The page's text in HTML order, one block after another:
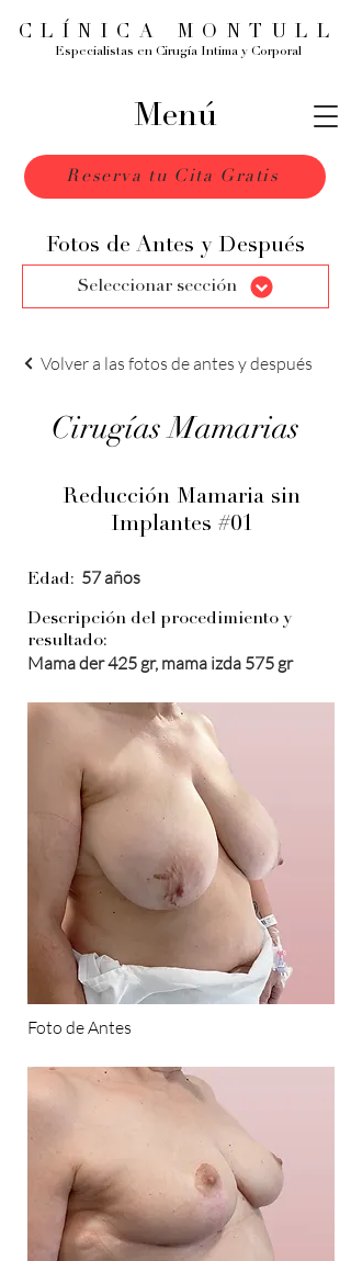
Reserva tu Cita Gratis
CLÍNICA MONTULL
Especialistas en Cirugía Intima y Corporal
Menú
Fotos de Antes y Después
Seleccionar sección
Volver a las fotos de antes y después
Cirugías Mamarias
Reducción Mamaria sin
Implantes #01
Edad: 57 años
Descripción del procedimiento y
resultado:
Mama der 425 gr, mama izda 575 gr
Foto de Antes